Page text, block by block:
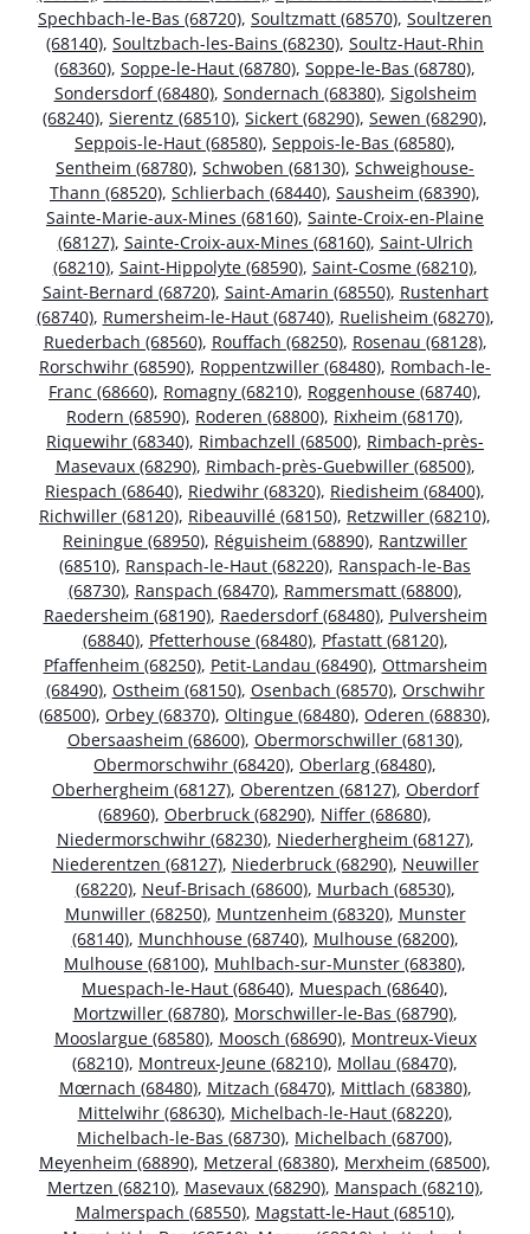
Spechbach-le-Bas (68720), Soultzmatt (68570), Soultzeren
(68140), Soultzbach-les-Bains (68230), Soultz-Haut-Rhin
(68360), Soppe-le-Haut (68780), Soppe-le-Bas (68780),
Sondersdorf (68480), Sondernach (68380), Sigolsheim
(68240), Sierentz (68510), Sickert (68290), Sewen (68290),
Seppois-le-Haut (68580), Seppois-le-Bas (68580),
Sentheim (68780), Schwoben (68130), Schweighouse-
Thann (68520), Schlierbach (68440), Sausheim (68390),
Sainte-Marie-aux-Mines (68160), Sainte-Croix-en-Plaine
(68127), Sainte-Croix-aux-Mines (68160), Saint-Ulrich
(68210), Saint-Hippolyte (68590), Saint-Cosme (68210),
Saint-Bernard (68720), Saint-Amarin (68550), Rustenhart
(68740), Rumersheim-le-Haut (68740), Ruelisheim (68270),
Ruederbach (68560), Rouffach (68250), Rosenau (68128),
Rorschwihr (68590), Roppentzwiller (68480), Rombach-le-
Franc (68660), Romagny (68210), Roggenhouse (68740),
Rodern (68590), Roderen (68800), Rixheim (68170),
Riquewihr (68340), Rimbachzell (68500), Rimbach-près-
Masevaux (68290), Rimbach-près-Guebwiller (68500),
Riespach (68640), Riedwihr (68320), Riedisheim (68400),
Richwiller (68120), Ribeauvillé (68150), Retzwiller (68210),
Reiningue (68950), Réguisheim (68890), Rantzwiller
(68510), Ranspach-le-Haut (68220), Ranspach-le-Bas
(68730), Ranspach (68470), Rammersmatt (68800),
Raedersheim (68190), Raedersdorf (68480), Pulversheim
(68840), Pfetterhouse (68480), Pfastatt (68120),
Pfaffenheim (68250), Petit-Landau (68490), Ottmarsheim
(68490), Ostheim (68150), Osenbach (68570), Orschwihr
(68500), Orbey (68370), Oltingue (68480), Oderen (68830),
Obersaasheim (68600), Obermorschwiller (68130),
Obermorschwihr (68420), Oberlarg (68480),
Oberhergheim (68127), Oberentzen (68127), Oberdorf
(68960), Oberbruck (68290), Niffer (68680),
Niedermorschwihr (68230), Niederhergheim (68127),
Niederentzen (68127), Niederbruck (68290), Neuwiller
(68220), Neuf-Brisach (68600), Murbach (68530),
Munwiller (68250), Muntzenheim (68320), Munster
(68140), Munchhouse (68740), Mulhouse (68200),
Mulhouse (68100), Muhlbach-sur-Munster (68380),
Muespach-le-Haut (68640), Muespach (68640),
Mortzwiller (68780), Morschwiller-le-Bas (68790),
Mooslargue (68580), Moosch (68690), Montreux-Vieux
(68210), Montreux-Jeune (68210), Mollau (68470),
Mœrnach (68480), Mitzach (68470), Mittlach (68380),
Mittelwihr (68630), Michelbach-le-Haut (68220),
Michelbach-le-Bas (68730), Michelbach (68700),
Meyenheim (68890), Metzeral (68380), Merxheim (68500),
Mertzen (68210), Masevaux (68290), Manspach (68210),
Malmerspach (68550), Magstatt-le-Haut (68510),